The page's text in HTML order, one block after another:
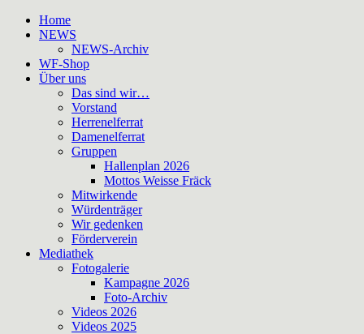
Home
NEWS
NEWS-Archiv
WF-Shop
Über uns
Das sind wir…
Vorstand
Herrenelferrat
Damenelferrat
Gruppen
Hallenplan 2026
Mottos Weisse Fräck
Mitwirkende
Würdenträger
Wir gedenken
Förderverein
Mediathek
Fotogalerie
Kampagne 2026
Foto-Archiv
Videos 2026
Videos 2025